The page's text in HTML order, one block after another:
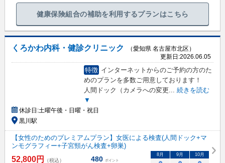
健康保険組合の補助を利用するプランはこちら
くろかわ内科・健診クリニック
（愛知県 名古屋市北区）
更新日:2026.06.05
特徴 インターネットからのご予約の方のた
めのプランを多数ご用意しております！
人間ドック（カメラへの変更... 続きを読む
▼
休診日:土曜午後・日曜・祝日
黒川駅
【女性のためのプレミアムプラン】女医による検査(人間ドック+マ
ンモグラフィー+子宮頸がん検査+卵巣)
52,800円 （税込） 480 ポイント
8月 9月 10月